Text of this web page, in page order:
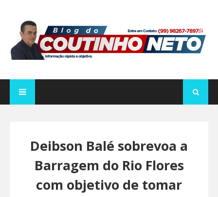
Deibson Balé sobrevoa a
Barragem do Rio Flores
com objetivo de tomar